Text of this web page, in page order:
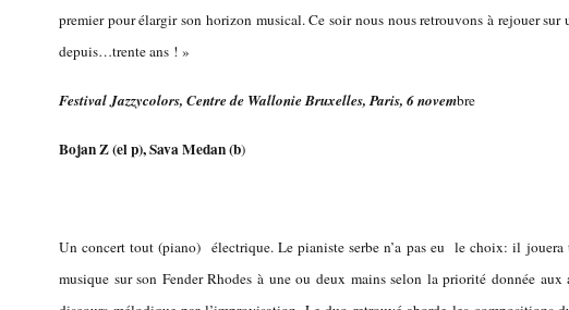
premier pour élargir son horizon musical. Ce soir nous nous retrouvons à rejouer sur
depuis…trente ans ! »
Festival Jazzycolors, Centre de Wallonie Bruxelles, Paris, 6 novembre
Bojan Z (el p), Sava Medan (b)
Un concert tout (piano) électrique. Le pianiste serbe n’a pas eu le choix: il
musique sur son Fender Rhodes à une ou deux mains selon la priorité donnée aux